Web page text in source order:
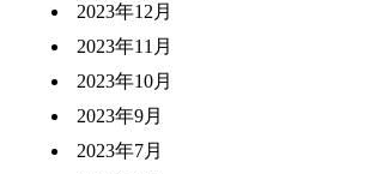
2023年12月
2023年11月
2023年10月
2023年9月
2023年7月